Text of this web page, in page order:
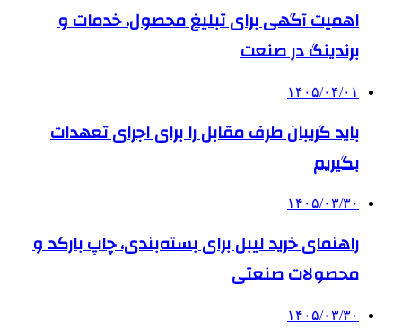
اهمیت آگهی برای تبلیغ محصول، خدمات و
برندینگ در صنعت
۱۴۰۵/۰۴/۰۱
باید گریبان طرف مقابل را برای اجرای تعهدات
بگیریم
۱۴۰۵/۰۳/۳۰
راهنمای خرید لیبل برای بسته‌بندی، چاپ بارکد و
محصولات صنعتی
۱۴۰۵/۰۳/۳۰